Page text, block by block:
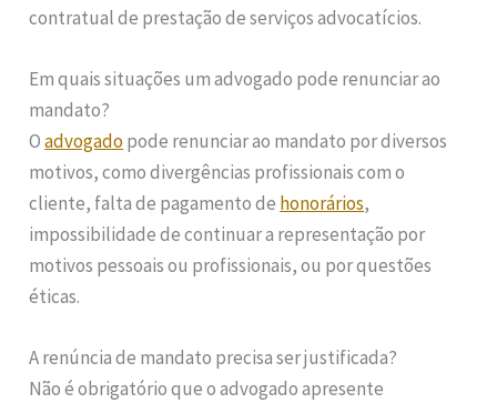
contratual de prestação de serviços advocatícios.
Em quais situações um advogado pode renunciar ao
mandato?
Oadvogadopode renunciar ao mandato por diversos
motivos, como divergências profissionais com o
cliente, falta de pagamento de honorários,
impossibilidade de continuar a representação por
motivos pessoais ou profissionais, ou por questões
éticas.
A renúncia de mandato precisa ser justificada?
Não é obrigatório que o advogado apresente